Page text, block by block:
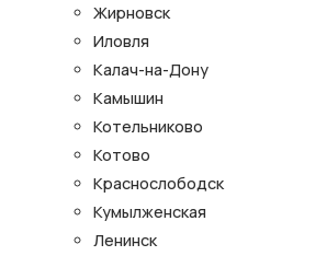
Жирновск
Иловля
Калач-на-Дону
Камышин
Котельниково
Котово
Краснослободск
Кумылженская
Ленинск